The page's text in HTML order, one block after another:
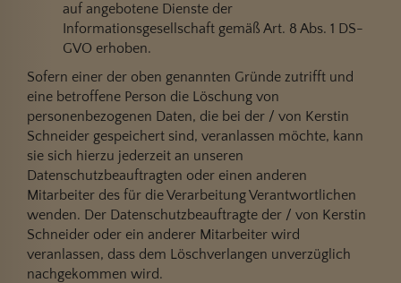
auf angebotene Dienste der
Informationsgesellschaft gemäß Art. 8 Abs. 1 DS-
GVO erhoben.
Sofern einer der oben genannten Gründe zutrifft und
eine betroffene Person die Löschung von
personenbezogenen Daten, die bei der / von Kerstin
Schneider gespeichert sind, veranlassen möchte, kann
sie sich hierzu jederzeit an unseren
Datenschutzbeauftragten oder einen anderen
Mitarbeiter des für die Verarbeitung Verantwortlichen
wenden. Der Datenschutzbeauftragte der / von Kerstin
Schneider oder ein anderer Mitarbeiter wird
veranlassen, dass dem Löschverlangen unverzüglich
nachgekommen wird.